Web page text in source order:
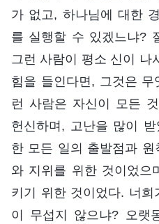
가 없고, 하나님에 대한
를 실행할 수 있겠느냐?
그런 사람이 평소 신이 나
힘을 들인다면, 그것은
런 사람은 자신이 모든
헌신하며, 고난을 많이
한 모든 일의 출발점과
와 지위를 위한 것이었으
키기 위한 것이었다. 너
이 무섭지 않으냐? 오랫